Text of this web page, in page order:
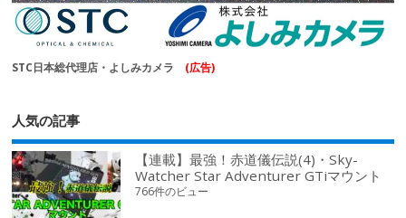
STC日本総代理店・よしみカメラ (広告)
人気の記事
【連載】最強！赤道儀伝説(4)・Sky-
Watcher Star Adventurer GTiマウント
766件のビュー